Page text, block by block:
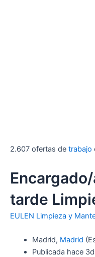
2.607 ofertas de trabajo
tarde
EULEN Limpieza y
Madrid, Madrid
Publicada hace 3d